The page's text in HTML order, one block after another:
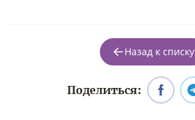
Назад к списку
Поделиться: